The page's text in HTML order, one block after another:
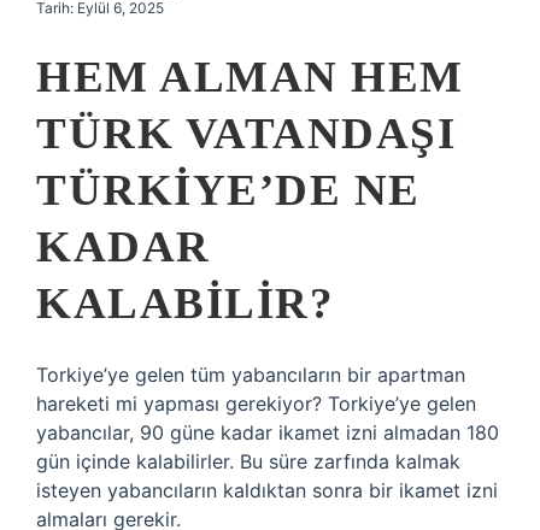
Tarih: Eylül 6, 2025
HEM ALMAN HEM
TÜRK VATANDAŞI
TÜRKIYE’DE NE
KADAR
KALABILIR?
Torkiye’ye gelen tüm yabancıların bir apartman
hareketi mi yapması gerekiyor? Torkiye’ye gelen
yabancılar, 90 güne kadar ikamet izni almadan 180
gün içinde kalabilirler. Bu süre zarfında kalmak
isteyen yabancıların kaldıktan sonra bir ikamet izni
almaları gerekir.